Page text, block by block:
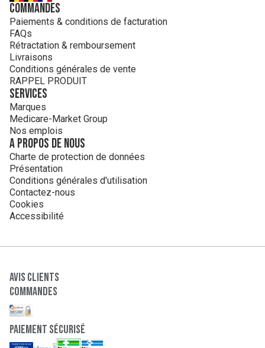
Commandes
Paiements & conditions de facturation
FAQs
Rétractation & remboursement
Livraisons
Conditions générales de vente
RAPPEL PRODUIT
Services
Marques
Medicare-Market Group
Nos emplois
A propos de nous
Charte de protection de données
Présentation
Conditions générales d'utilisation
Contactez-nous
Cookies
Accessibilité
Avis clients
Commandes
paiement sécurisé